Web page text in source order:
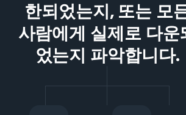
한되었는지, 또는 모
사람에게 실제로 다운
었는지 파악합니다.